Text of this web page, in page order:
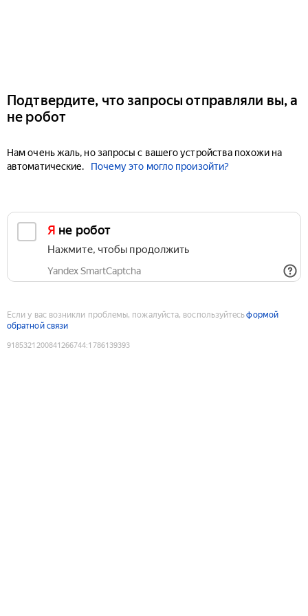
Подтвердите, что запросы отправляли вы, а
не робот
Нам очень жаль, но запросы с вашего устройства похожи на
автоматические.
Почему это могло произойти?
Я не робот
Нажмите, чтобы продолжить
Yandex SmartCaptcha
Если у вас возникли проблемы, пожалуйста, воспользуйтесьформой
обратной связи
9185321200841266744:1786139393